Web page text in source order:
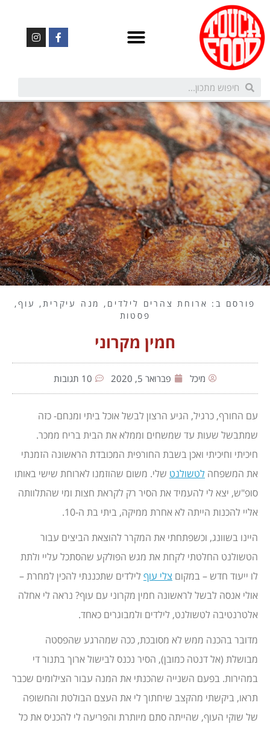
פורסם ב: ארוחת צהרים לילדים , מנה עיקרית, עוף,
פסטות
חמין מקרוני
מיכל פברואר 5, 2020 10 תגובות
עם החורף, כרגיל, הגיע הרצון לבשל אוכל ביתי ומנחם- כזה
שמתבשל שעות עד שמשחים וממלא את הבית בריח ממכר.
חיכיתי וחיכיתי ואכן בשבת החורפית המכובדת הראשונה הזמנתי
את המשפחה לטשולנט שלי. משום שהוזמנו לארוחת שישי באותו
סופ"ש, יצא לי להעמיד את הסיר רק לקראת חצות ומי שהתלוותה
אליי להכנות הייתה לא אחרת ממיקה, ביתי בת ה-10.
היינו בשוונג, וכשפתחתי את המקרר להוצאת הביצים עבור
הטשולנט החלטתי לקחת את מגש הפולקע שהסתכל עליי ולתת
לו ייעוד חדש – במקום צלי עוף לילדים שתכננתי להכין למחרת –
אולי אנסה לבשל לראשונה חמין מקרוני עם עוף? נראה לי אחלה
אלטרנטיבה לטשולנט, לילדים ולמבוגרים כאחד.
מדובר בהכנה ממש לא מסובכת, ככה שמהרגע שהפסטה
מבושלת (אל דנטה כמובן), הסיר נכנס לבישול ארוך בתנור די
במהירות. בפעם השנייה שהכנתי את המנה עבור הצילומים שכבר
תראו, ביקשתי מהקצב שיחתוך לי את העצם הבולטת והחשופה
של שוקי העוף, שהייתה סתם מיותרת והפריעה לי להכניס את כל